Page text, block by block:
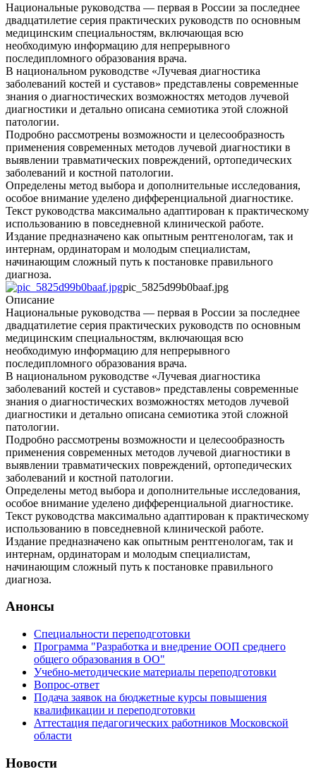
Национальные руководства — первая в России за последнее
двадцатилетие серия практических руководств по основным
медицинским специальностям, включающая всю
необходимую информацию для непрерывного
последипломного образования врача.
В национальном руководстве «Лучевая диагностика
заболеваний костей и суставов» представлены современные
знания о диагностических возможностях методов лучевой
диагностики и детально описана семиотика этой сложной
патологии.
Подробно рассмотрены возможности и целесообразность
применения современных методов лучевой диагностики в
выявлении травматических повреждений, ортопедических
заболеваний и костной патологии.
Определены метод выбора и дополнительные исследования,
особое внимание уделено дифференциальной диагностике.
Текст руководства максимально адаптирован к практическому
использованию в повседневной клинической работе.
Издание предназначено как опытным рентгенологам, так и
интернам, ординаторам и молодым специалистам,
начинающим сложный путь к постановке правильного
диагноза.
pic_5825d99b0baaf.jpg
Описание
Национальные руководства — первая в России за последнее
двадцатилетие серия практических руководств по основным
медицинским специальностям, включающая всю
необходимую информацию для непрерывного
последипломного образования врача.
В национальном руководстве «Лучевая диагностика
заболеваний костей и суставов» представлены современные
знания о диагностических возможностях методов лучевой
диагностики и детально описана семиотика этой сложной
патологии.
Подробно рассмотрены возможности и целесообразность
применения современных методов лучевой диагностики в
выявлении травматических повреждений, ортопедических
заболеваний и костной патологии.
Определены метод выбора и дополнительные исследования,
особое внимание уделено дифференциальной диагностике.
Текст руководства максимально адаптирован к практическому
использованию в повседневной клинической работе.
Издание предназначено как опытным рентгенологам, так и
интернам, ординаторам и молодым специалистам,
начинающим сложный путь к постановке правильного
диагноза.
Анонсы
Специальности переподготовки
Программа "Разработка и внедрение ООП среднего
общего образования в ОО"
Учебно-методические материалы переподготовки
Вопрос-ответ
Подача заявок на бюджетные курсы повышения
квалификации и переподготовки
Аттестация педагогических работников Московской
области
Новости